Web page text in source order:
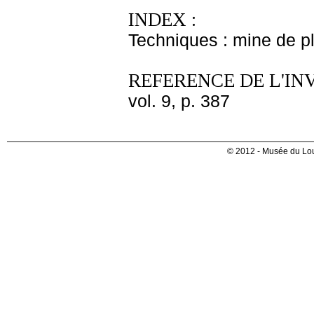
INDEX :
Techniques : mine de
REFERENCE DE
vol. 9, p. 387
© 2012 - Musée du